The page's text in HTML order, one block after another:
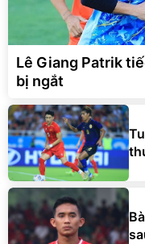
Lê Giang Patrik
bị ngắt